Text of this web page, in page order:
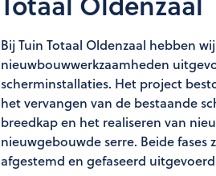
Bij Tuin Totaal Oldenzaal hebben
nieuwbouwwerkzaamheden
scherminstallaties. Het project
het vervangen van de bestaande
breedkap en het realiseren van
nieuwgebouwde serre. Beide fases
afgestemd en gefaseerd